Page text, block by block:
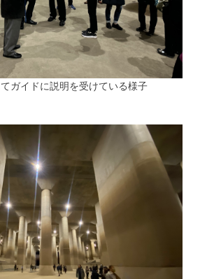
イドに説明を受けている様子